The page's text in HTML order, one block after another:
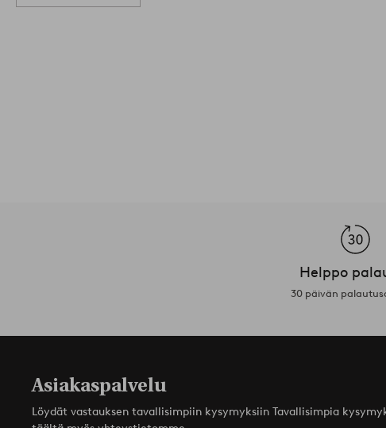
Helppo
30 päivän
Asiakaspalvelu
Löydät vastauksen tavallisimpiin kysymyksiin Tavallisimpia